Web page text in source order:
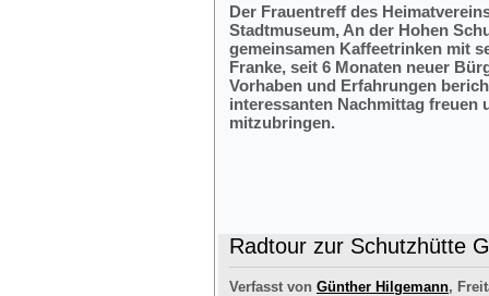
Der Frauentreff des
Stadtmuseum, An der Hohen
gemeinsamen Kaffeetrinken mit
Franke, seit 6 Monaten neuer
Vorhaben und Erfahrungen
interessanten Nachmittag freuen
mitzubringen.
Radtour zur Schutzhütte
Verfasst von Günther Hilgemann,